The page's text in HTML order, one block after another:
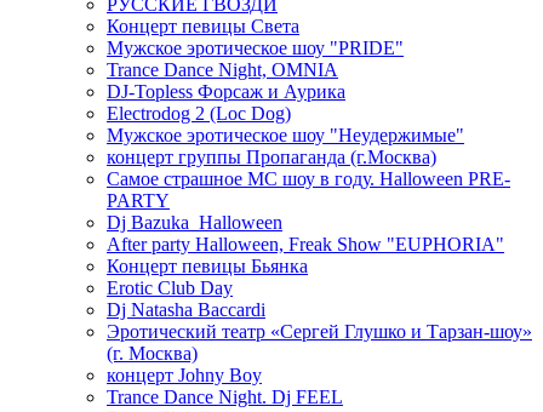
РУССКИЕ ГВОЗДИ
Концерт певицы Света
Мужское эротическое шоу "PRIDE"
Trance Dance Night, OMNIA
DJ-Topless Форсаж и Аурика
Electrodog 2 (Loc Dog)
Мужское эротическое шоу "Неудержимые"
концерт группы Пропаганда (г.Москва)
Самое страшное МС шоу в году. Halloween PRE-
PARTY
Dj Bazuka_Halloween
After party Halloween, Freak Show "EUPHORIA"
Концерт певицы Бьянка
Erotic Club Day
Dj Natasha Baccardi
Эротический театр «Сергей Глушко и Тарзан-шоу»
(г. Москва)
концерт Johny Boy
Trance Dance Night. Dj FEEL